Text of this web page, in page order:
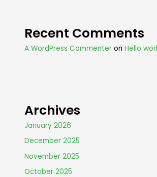
Recent Comments
A WordPress Commenter onHello
Archives
January 2026
December 2025
November 2025
October 2025